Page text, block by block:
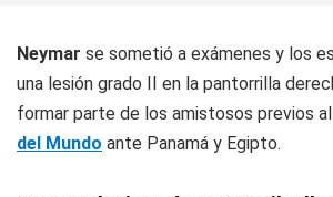
Neymar se sometió a exámenes y los
una lesión grado II en la pantorrilla
formar parte de los amistosos previos
del Mundo ante Panamá y Egipto.